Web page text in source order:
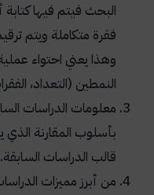
البحث فيتم فيها
وهذا يعني احتواء
النمطين (التعداد،
معلومات الدراسات
بأسلوب المقارنة
قالب الدراسات السابقة.
من أبرز مميزات